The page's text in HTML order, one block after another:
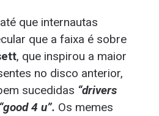
que internautas
que a faixa é sobre
, que inspirou a maior
no disco anterior,
sucedidas “drivers
“good 4 u”. Os memes